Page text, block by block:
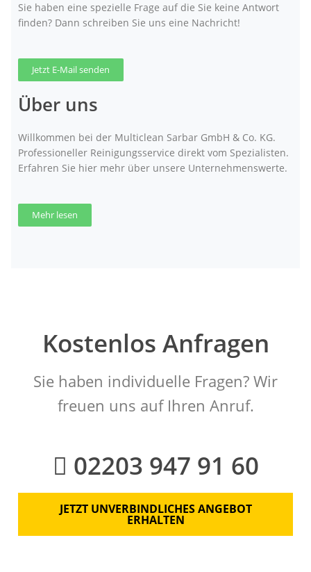
Sie haben eine spezielle Frage auf die Sie keine Antwort
finden? Dann schreiben Sie uns eine Nachricht!
Jetzt E-Mail senden
Über uns
Willkommen bei der Multiclean Sarbar GmbH & Co. KG.
Professioneller Reinigungsservice direkt vom Spezialisten.
Erfahren Sie hier mehr über unsere Unternehmenswerte.
Mehr lesen
Kostenlos Anfragen
Sie haben individuelle Fragen? Wir
freuen uns auf Ihren Anruf.
02203 947 91 60
JETZT UNVERBINDLICHES ANGEBOT
ERHALTEN